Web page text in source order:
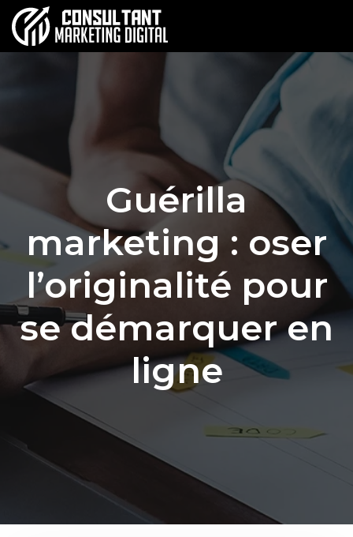
Guérilla
marketing : oser
l’originalité pour
se démarquer en
ligne